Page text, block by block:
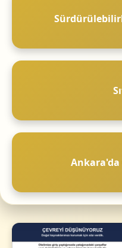
Ankara'da